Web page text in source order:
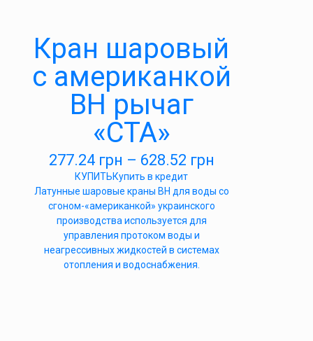
Кран шаровый
с американкой
ВН рычаг
«СТА»
277.24 грн – 628.52 грн
КУПИТЬКупить в кредит
Латунные шаровые краны ВН для воды со
сгоном-«американкой» украинского
производства используется для
управления протоком воды и
неагрессивных жидкостей в системах
отопления и водоснабжения.